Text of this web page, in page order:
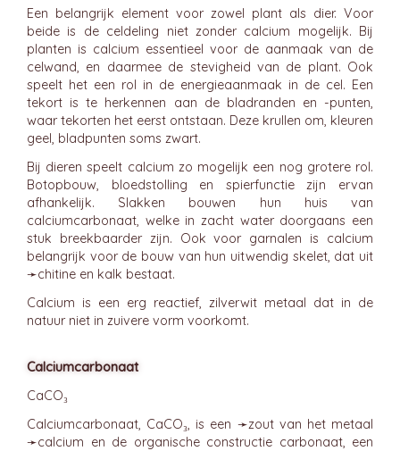
Een belangrijk element voor zowel plant als dier. Voor
beide is de celdeling niet zonder calcium mogelijk. Bij
planten is calcium essentieel voor de aanmaak van de
celwand, en daarmee de stevigheid van de plant. Ook
speelt het een rol in de energieaanmaak in de cel. Een
tekort is te herkennen aan de bladranden en -punten,
waar tekorten het eerst ontstaan. Deze krullen om, kleuren
geel, bladpunten soms zwart.
Bij dieren speelt calcium zo mogelijk een nog grotere rol.
Botopbouw, bloedstolling en spierfunctie zijn ervan
afhankelijk. Slakken bouwen hun huis van
calciumcarbonaat, welke in zacht water doorgaans een
stuk breekbaarder zijn. Ook voor garnalen is calcium
belangrijk voor de bouw van hun uitwendig skelet, dat uit
➛chitine en kalk bestaat.
Calcium is een erg reactief, zilverwit metaal dat in de
natuur niet in zuivere vorm voorkomt.
Calciumcarbonaat
CaCO₃
Calciumcarbonaat, CaCO₃, is een ➛zoutvan het metaal
➛calcium en de organische constructie carbonaat, een